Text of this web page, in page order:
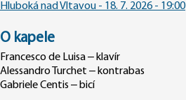
Hluboká nad Vltavou - 18. 7. 2026 - 19:00
O kapele
Francesco de Luisa – klavír
Alessandro Turchet – kontrabas
Gabriele Centis – bicí